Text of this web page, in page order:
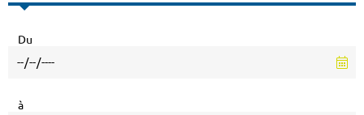
Du
à